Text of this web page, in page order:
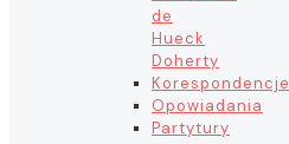
de
Hueck
Doherty
Korespondencje
Opowiadania
Partytury